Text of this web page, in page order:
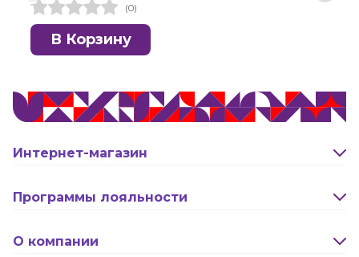
(0)
В Корзину
Интернет-магазин
Программы лояльности
О компании